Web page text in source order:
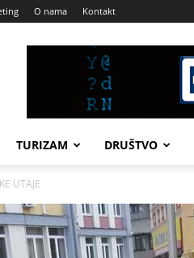
O nama Kontakt
TURIZAM DRUŠTVO
UTAJE